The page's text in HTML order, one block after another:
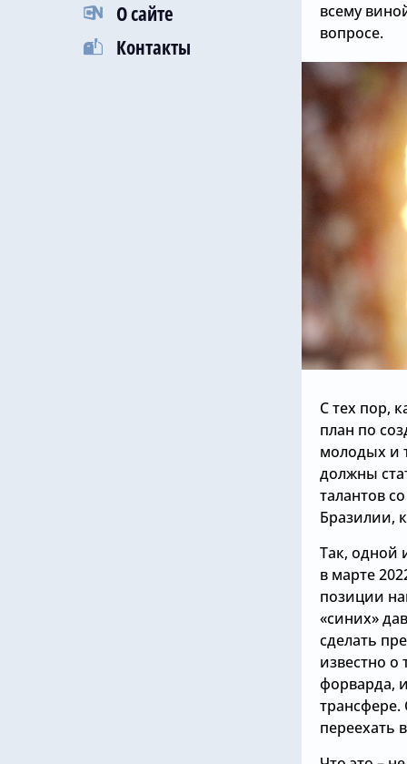
О сайте
Контакты
всему
вопросе.
С тех пор,
план по
молодых и
должны
талантов
Бразилии,
Так, одной
в марте
позиции
«синих»
сделать
известно о
форварда,
трансфере.
переехать